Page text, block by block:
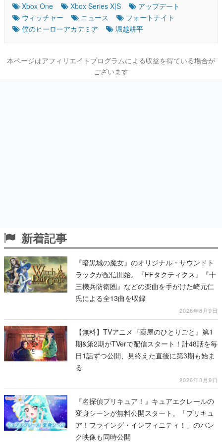
Xbox One
Xbox Series X|S
アップデート
ウィッチャー
ニュース
フォートナイト
僕のヒーローアカデミア
堀越耕平
本ページはアフィリエイトプログラムによる収益を得ている場合が
ございます
新着記事
『暗黒城の魔女』のオリジナル・サウンドト
ラックが配信開始。『FFタクティクス』『十
三機兵防衛圏』などの楽曲を手がけた崎元仁
氏による全13曲を収録
2026年8月9日
【無料】TVアニメ『薬屋のひとりごと』第1
期&第2期がTVerで配信スタート！計48話を毎
日1話ずつ公開、見終えた直後に第3期も始ま
る
2026年8月9日
『名探偵プリキュア！』キュアエクレールの
変身シーンが無料公開スタート。「プリキュ
ア！フライング・インフィニティ！」のバン
ク映像も同時公開